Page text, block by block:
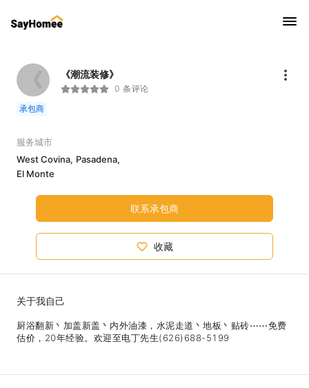
《 《潮流装修》
0 条评论
承包商
服务城市
West Covina, Pasadena,
El Monte
联系承包商
收藏
关于我自己
厨浴翻新丶加盖新盖丶内外油漆，水泥走道丶地板丶贴砖⋯⋯免费
估价，20年经验。欢迎至电丁先生(626)688-5199